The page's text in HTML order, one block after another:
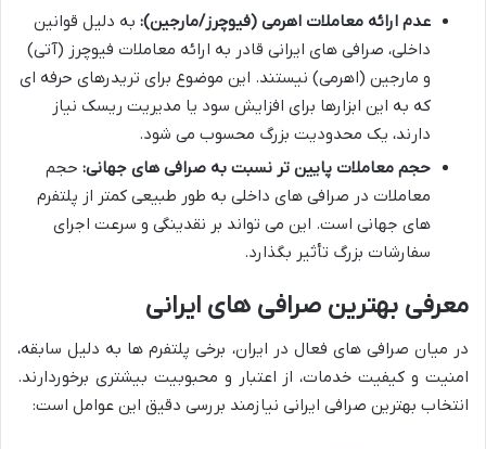
عدم ارائه معاملات اهرمی (فیوچرز/مارجین): به دلیل قوانین
داخلی، صرافی های ایرانی قادر به ارائه معاملات فیوچرز (آتی)
و مارجین (اهرمی) نیستند. این موضوع برای تریدرهای حرفه ای
که به این ابزارها برای افزایش سود یا مدیریت ریسک نیاز
دارند، یک محدودیت بزرگ محسوب می شود.
حجم معاملات پایین تر نسبت به صرافی های جهانی: حجم
معاملات در صرافی های داخلی به طور طبیعی کمتر از پلتفرم
های جهانی است. این می تواند بر نقدینگی و سرعت اجرای
سفارشات بزرگ تأثیر بگذارد.
معرفی بهترین صرافی های ایرانی
در میان صرافی های فعال در ایران، برخی پلتفرم ها به دلیل سابقه،
امنیت و کیفیت خدمات، از اعتبار و محبوبیت بیشتری برخوردارند.
انتخاب بهترین صرافی ایرانی نیازمند بررسی دقیق این عوامل است: